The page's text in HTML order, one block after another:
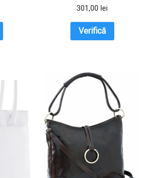
301,00 lei
Verifică